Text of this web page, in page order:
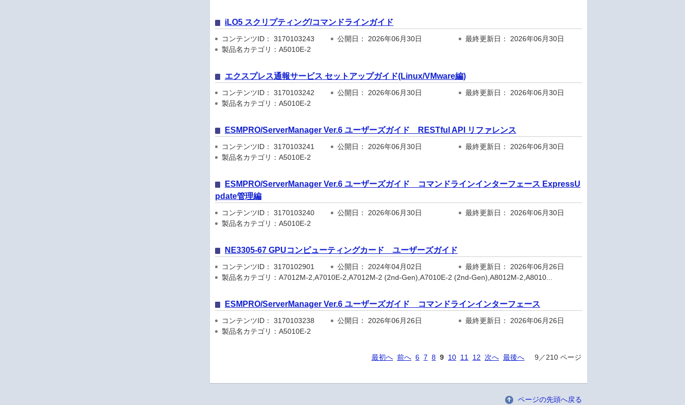
iLO5 スクリプティング/コマンドラインガイド
コンテンツID： 3170103243 公開日： 2026年06月30日
最終更新日： 2026年06月30日
製品名カテゴリ：A5010E-2
エクスプレス通報サービス セットアップガイド(Linux/VMware編)
コンテンツID： 3170103242 公開日： 2026年06月30日
最終更新日： 2026年06月30日
製品名カテゴリ：A5010E-2
ESMPRO/ServerManager Ver.6 ユーザーズガイド RESTful API リファレンス
コンテンツID： 3170103241 公開日： 2026年06月30日
最終更新日： 2026年06月30日
製品名カテゴリ：A5010E-2
ESMPRO/ServerManager Ver.6 ユーザーズガイド コマンドラインインターフェース ExpressU
pdate管理編
コンテンツID： 3170103240 公開日： 2026年06月30日
最終更新日： 2026年06月30日
製品名カテゴリ：A5010E-2
NE3305-67 GPUコンピューティングカード ユーザーズガイド
コンテンツID： 3170102901 公開日： 2024年04月02日
最終更新日： 2026年06月26日
製品名カテゴリ：A7012M-2,A7010E-2,A7012M-2 (2nd-Gen),A7010E-2 (2nd-Gen),A8012M-2,A8010...
ESMPRO/ServerManager Ver.6 ユーザーズガイド コマンドラインインターフェース
コンテンツID： 3170103238 公開日： 2026年06月26日
最終更新日： 2026年06月26日
製品名カテゴリ：A5010E-2
最初へ 前へ 6 7 8 9 10 11 12 次へ 最後へ 9／210 ページ
ページの先頭へ戻る